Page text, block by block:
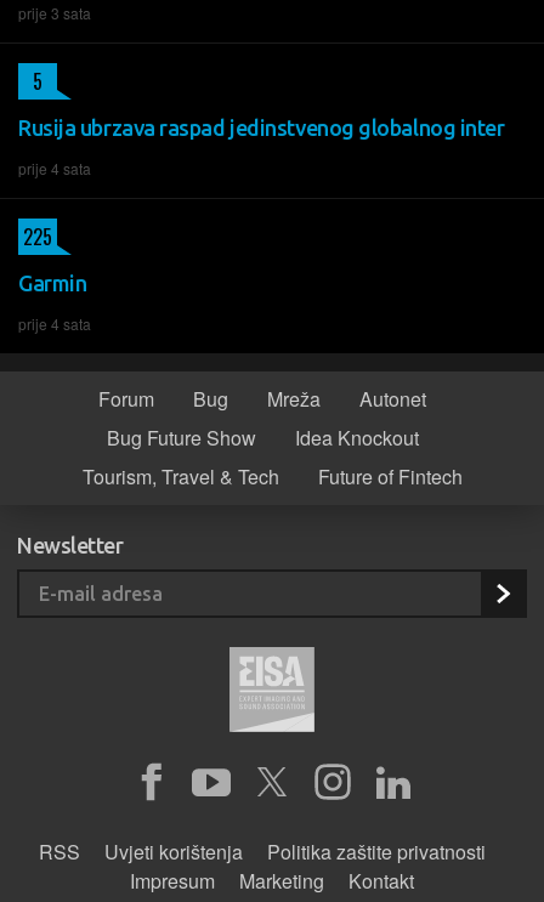
prije 3 sata
Rusija ubrzava raspad jedinstvenog globalnog inter
prije 4 sata
5
Garmin
prije 4 sata
225
Forum Bug Mreža
Autonet
Bug Future Show
Idea Knockout
Tourism, Travel & Tech
Future of Fintech
Newsletter
RSS Uvjeti korištenja
Politika zaštite privatnosti
Impresum
Marketing Kontakt